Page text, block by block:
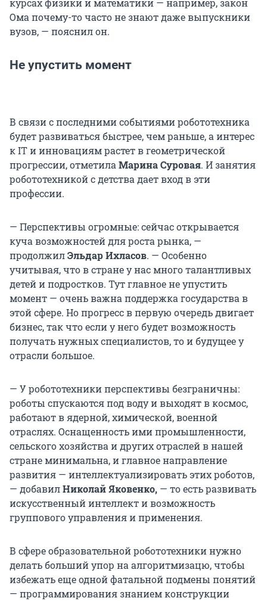
курсах физики и математики — например, закон
Ома почему-то часто не знают даже выпускники
вузов, — пояснил он.
Не упустить момент
В связи с последними событиями робототехника
будет развиваться быстрее, чем раньше, а интерес
к IT и инновациям растет в геометрической
прогрессии, отметилаМарина Суровая. И занятия
робототехникой с детства дает вход в эти
профессии.
— Перспективы огромные: сейчас открывается
куча возможностей для роста рынка, —
продолжилЭльдар Ихласов. — Особенно
учитывая, что в стране у нас много талантливых
детей и подростков. Тут главное не упустить
момент — очень важна поддержка государства в
этой сфере. Но прогресс в первую очередь двигает
бизнес, так что если у него будет возможность
получать нужных специалистов, то и будущее у
отрасли большое.
— У робототехники перспективы безграничны:
роботы спускаются под воду и выходят в космос,
работают в ядерной, химической, военной
отраслях. Оснащенность ими промышленности,
сельского хозяйства и других отраслей в нашей
стране минимальна, и главное направление
развития — интеллектуализировать этих роботов,
— добавилНиколай Яковенко, — то есть развивать
искусственный интеллект и возможность
группового управления и применения.
В сфере образовательной робототехники нужно
делать больший упор на алгоритмизацю, чтобы
избежать еще одной фатальной подмены понятий
— программирования знанием конструкции